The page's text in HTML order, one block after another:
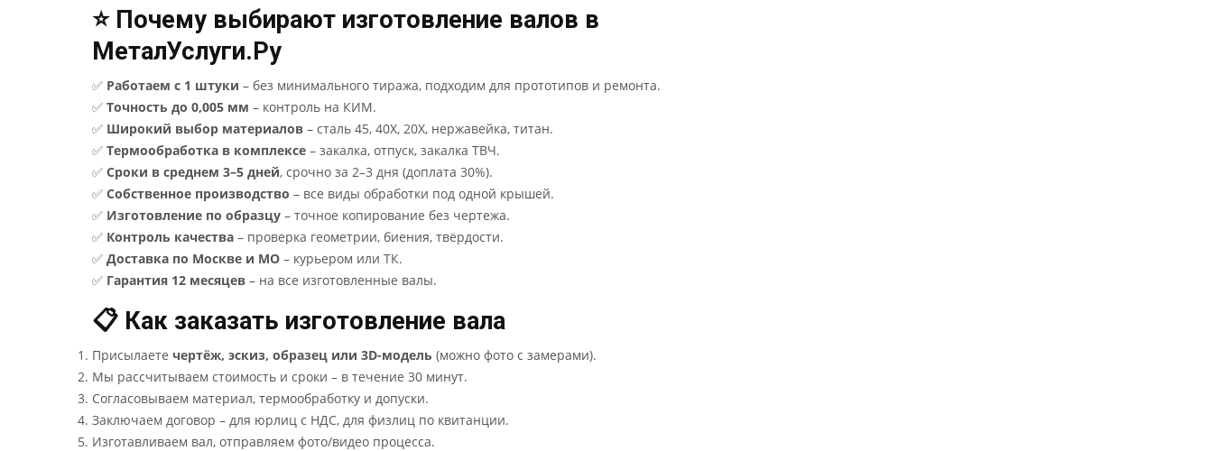
⭐ Почему выбирают изготовление валов в
МеталУслуги.Ру
✅ Работаем с 1 штуки – без минимального тиража, подходим для прототипов и ремонта.
✅ Точность до 0,005 мм – контроль на КИМ.
✅ Широкий выбор материалов – сталь 45, 40Х, 20Х, нержавейка, титан.
✅ Термообработка в комплексе – закалка, отпуск, закалка ТВЧ.
✅ Сроки в среднем 3–5 дней, срочно за 2–3 дня (доплата 30%).
✅ Собственное производство – все виды обработки под одной крышей.
✅ Изготовление по образцу – точное копирование без чертежа.
✅ Контроль качества – проверка геометрии, биения, твёрдости.
✅ Доставка по Москве и МО – курьером или ТК.
✅ Гарантия 12 месяцев – на все изготовленные валы.
📋 Как заказать изготовление вала
Присылаете чертёж, эскиз, образец или 3D-модель (можно фото с замерами).
Мы рассчитываем стоимость и сроки – в течение 30 минут.
Согласовываем материал, термообработку и допуски.
Заключаем договор – для юрлиц с НДС, для физлиц по квитанции.
Изготавливаем вал, отправляем фото/видео процесса.